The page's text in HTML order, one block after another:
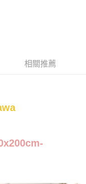
相關推薦